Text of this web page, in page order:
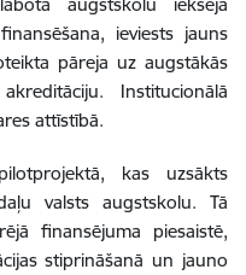
ieviests jauns
pāreja uz augstākās
Institucionālā
attīstībā.
kas uzsākts
valsts augstskolu. Tā
finansējuma piesaistē,
stiprināšanā un jauno